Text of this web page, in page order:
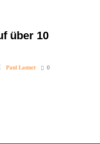
über 10
Paul Launer 0